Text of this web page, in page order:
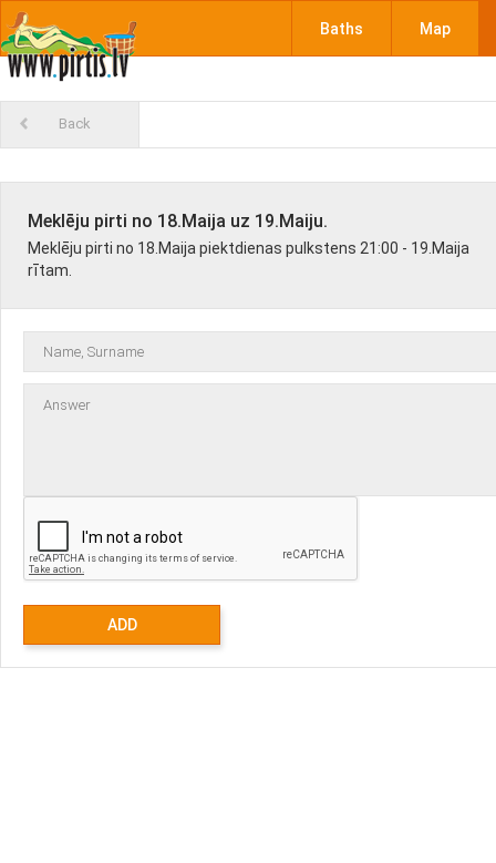
Baths Map
Back
Meklēju pirti no 18.Maija uz 19.Maiju.
Meklēju pirti no 18.Maija piektdienas pulkstens 21:00 - 19.Maija
rītam.